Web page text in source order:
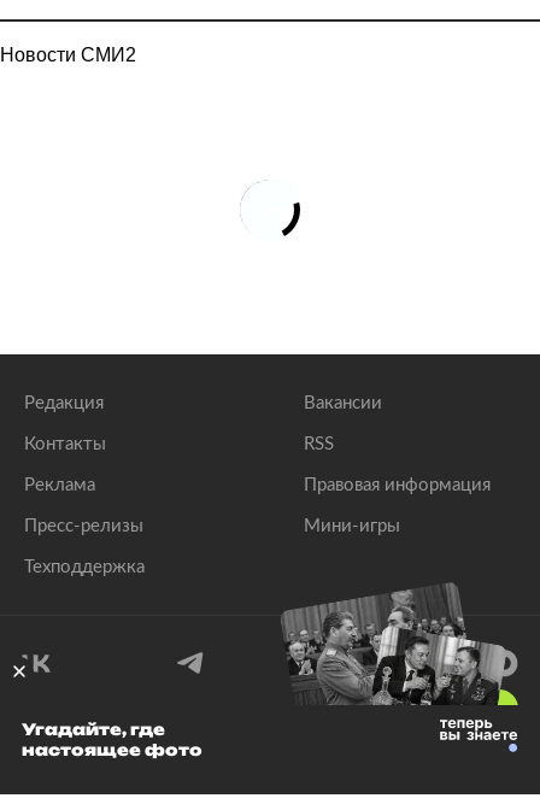
Новости СМИ2
Редакция
Контакты
Реклама
Пресс-релизы
Техподдержка
Вакансии
RSS
Правовая информация
Мини-игры
© 1999–2026 Все права защищены.
Угадайте, где
настоящее фото